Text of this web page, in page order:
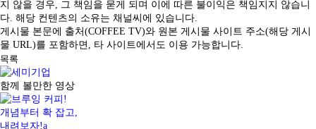
지 않을 경우, 그 책임을 묻게 되며 이에 따른 불이익은 책임지지 않습니
다. 해당 컨텐츠의 소유는 채널씨에 있습니다.
게시물 본문에 출처(COFFEE TV)와 원본 게시물 사이트 주소(해당 게시
물 URL)를 포함하면, 타 사이트에서도 이용 가능합니다.
목록
함께 볼만한 영상